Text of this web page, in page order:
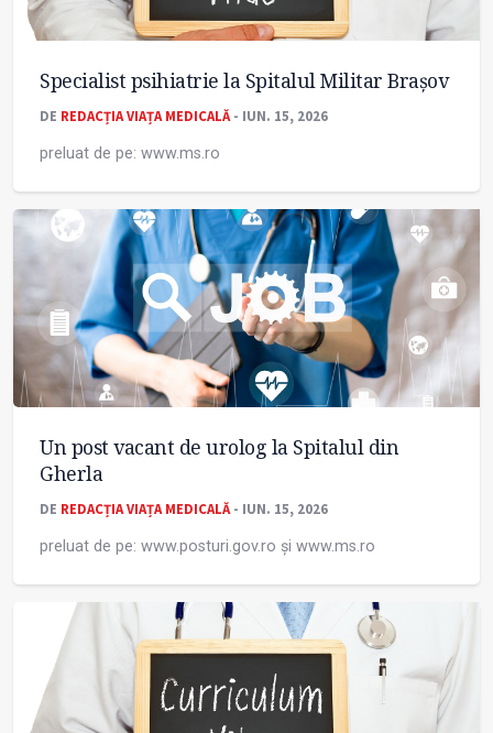
Specialist psihiatrie la Spitalul Militar Brașov
DE REDACȚIA VIAȚA MEDICALĂ- IUN. 15, 2026
preluat de pe: www.ms.ro
Un post vacant de urolog la Spitalul din
Gherla
DE REDACȚIA VIAȚA MEDICALĂ- IUN. 15, 2026
preluat de pe: www.posturi.gov.ro și www.ms.ro